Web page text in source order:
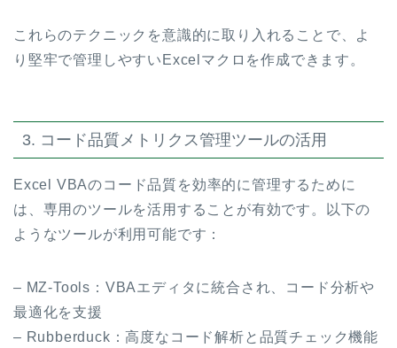
これらのテクニックを意識的に取り入れることで、よ
り堅牢で管理しやすいExcelマクロを作成できます。
3. コード品質メトリクス管理ツールの活用
Excel VBAのコード品質を効率的に管理するために
は、専用のツールを活用することが有効です。以下の
ようなツールが利用可能です：
– MZ-Tools：VBAエディタに統合され、コード分析や
最適化を支援
– Rubberduck：高度なコード解析と品質チェック機能